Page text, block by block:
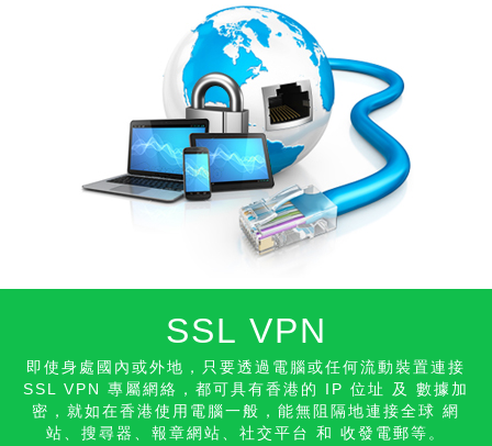
SSL VPN
即使身處國內或外地，只要透過電腦或任何流動裝置連接
SSL VPN 專屬網絡，都可具有香港的 IP 位址 及 數據加
密，就如在香港使用電腦一般，能無阻隔地連接全球 網
站、搜尋器、報章網站、社交平台 和 收發 電郵等。